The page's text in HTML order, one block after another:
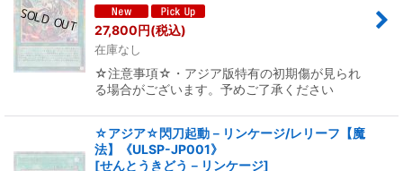
27,800円(税込)
在庫なし
☆注意事項☆・アジア版特有の初期傷が見られ
る場合がございます。予めご了承ください
☆アジア☆閃刀起動－リンケージ/レリーフ【魔
法】《ULSP-JP001》
[せんとうきどう－リンケージ]